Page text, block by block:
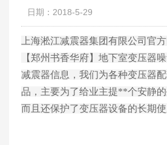
日期：2018-5-29
上海淞江减震器集团有限公司官
【郑州书香华府】地下室变压器
减震器信息，我们为各种变压器
品，主要为了给业主提**个安静的
而且还保护了变压器设备的长期使